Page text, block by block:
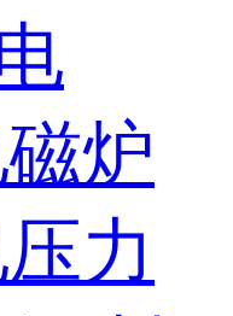
炉
力